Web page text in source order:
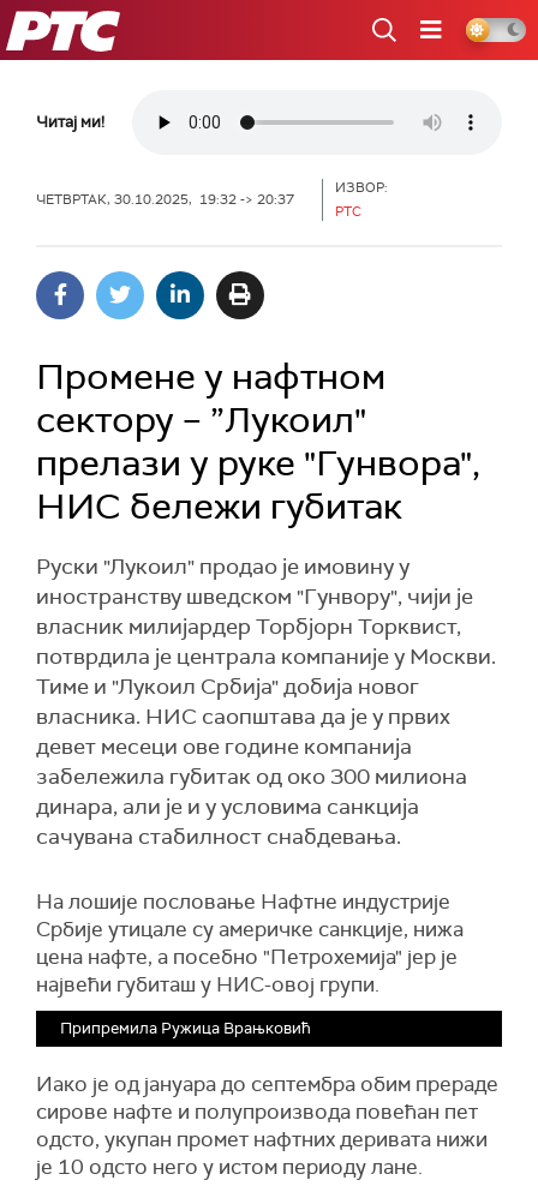
РТС
Читај ми!
ЧЕТВРТАК, 30.10.2025, 19:32 -> 20:37
ИЗВОР:
РТС
Промене у нафтном
сектору – ”Лукоил"
прелази у руке "Гунвора",
НИС бележи губитак
Руски "Лукоил" продао је имовину у
иностранству шведском "Гунвору", чији је
власник милијардер Торбјорн Торквист,
потврдила је централа компаније у Москви.
Тиме и "Лукоил Србија" добија новог
власника. НИС саопштава да је у првих
девет месеци ове године компанија
забележила губитак од око 300 милиона
динара, али је и у условима санкција
сачувана стабилност снабдевања.
На лошије пословање Нафтне индустрије
Србије утицале су америчке санкције, нижа
цена нафте, а посебно "Петрохемија" јер је
највећи губиташ у НИС-овој групи.
Припремила Ружица Врањковић
Иако је од јануара до септембра обим прераде
сирове нафте и полупроизвода повећан пет
одсто, укупан промет нафтних деривата нижи
је 10 одсто него у истом периоду лане.